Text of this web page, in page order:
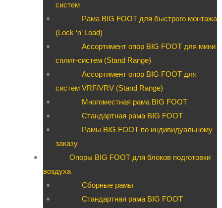
систем
Рама BIG FOOT для быстрого монтажа
(Lock ‘n’ Load)
Ассортимент опор BIG FOOT для мини
сплит-систем (Stand Range)
Ассортимент опор BIG FOOT для
систем VRF/VRV (Stand Range)
Многоместная рама BIG FOOT
Стандартная рама BIG FOOT
Рамы BIG FOOT по индивидуальному
заказу
Опоры BIG FOOT для блоков подготовки
воздуха
Сборные рамы
Стандартная рама BIG FOOT